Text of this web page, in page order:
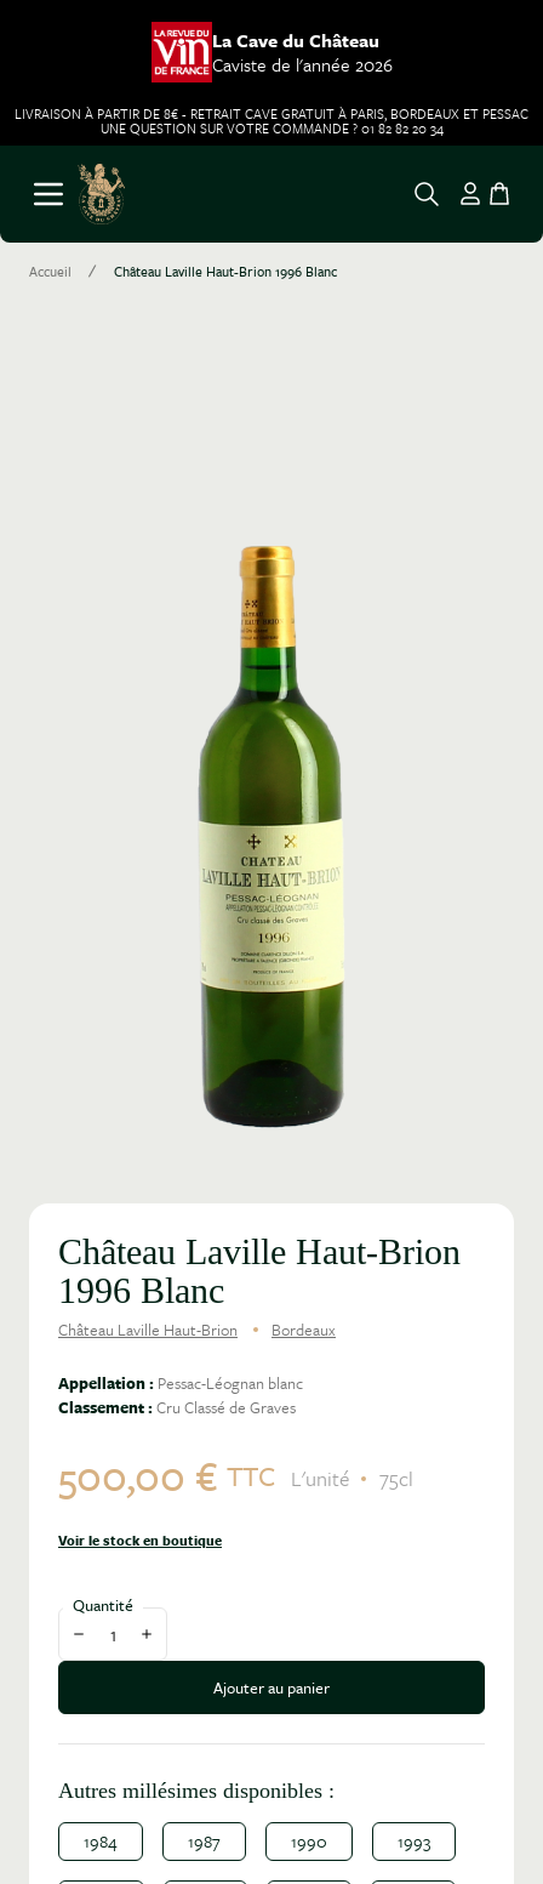
La Cave du Château
Caviste de l'année 2026
LIVRAISON À PARTIR DE 8€ - RETRAIT CAVE GRATUIT À PARIS, BORDEAUX ET PESSAC
UNE QUESTION SUR VOTRE COMMANDE ? 01 82 82 20 34
Aller au contenu
Ouvrir le menu
Accueil / Château Laville Haut-Brion 1996 Blanc
Château Laville Haut-Brion
1996 Blanc
Château Laville Haut-Brion Bordeaux
Appellation : Pessac-Léognan blanc
Classement :Cru Classé de Graves
500,00 € TTC L'unité 75cl
Voir le stock en boutique
Quantité
Diminuer la quantité
Augmenter la quantité
Ajouter au panier
Autres millésimes disponibles :
1984 1987 1990 1993